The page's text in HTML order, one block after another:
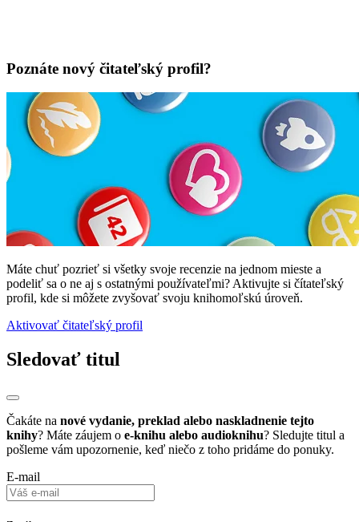
Poznáte nový čitateľský profil?
Máte chuť pozrieť si všetky svoje recenzie na jednom mieste a
podeliť sa o ne aj s ostatnými používateľmi? Aktivujte si čítateľský
profil, kde si môžete zvyšovať svoju knihomoľskú úroveň.
Aktivovať čitateľský profil
Sledovať titul
Čakáte na nové vydanie, preklad alebo naskladnenie tejto
knihy? Máte záujem o e-knihu alebo audioknihu? Sledujte titul a
pošleme vám upozornenie, keď niečo z toho pridáme do ponuky.
E-mail